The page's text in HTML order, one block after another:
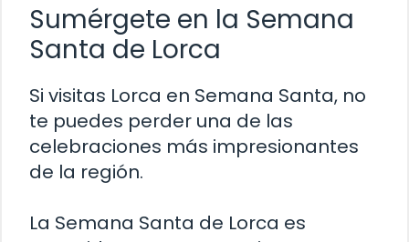
Sumérgete en la Semana
Santa de Lorca
Si visitas Lorca en Semana Santa, no
te puedes perder una de las
celebraciones más impresionantes
de la región.
La Semana Santa de Lorca es